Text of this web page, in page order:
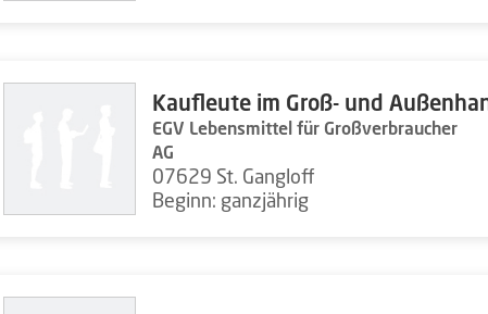
Kaufleute im Groß- und
EGV Lebensmittel für Großverbraucher
AG
07629 St. Gangloff
Beginn: ganzjährig